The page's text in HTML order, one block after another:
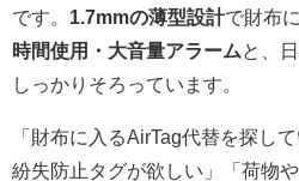
です。 1.7mmの薄型設計で財布
時間使用・大音量アラーム と、
しっかりそろっています。
「財布に入るAirTag代替を探し
紛失防止タグが欲しい」「荷物